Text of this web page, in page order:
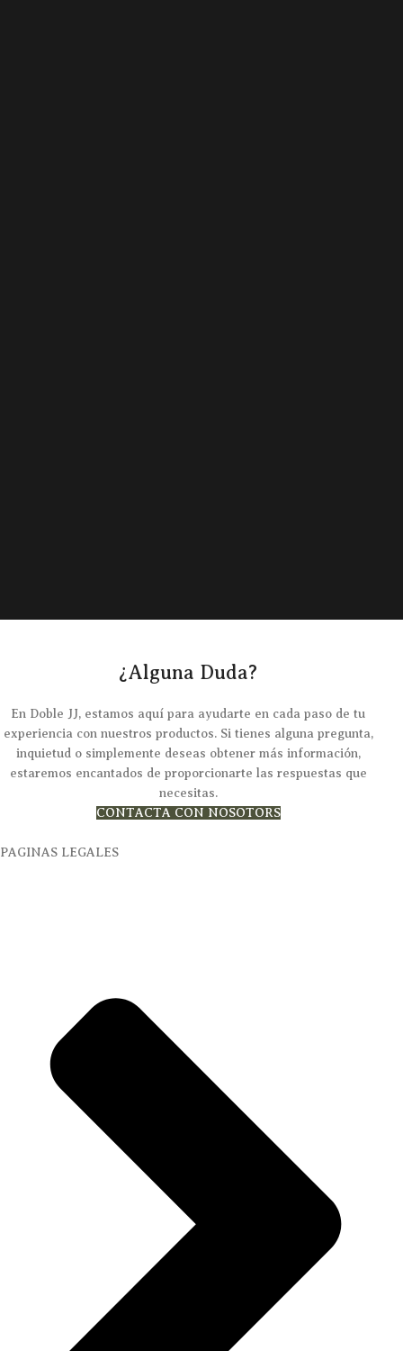
¿Alguna Duda?
En Doble JJ, estamos aquí para ayudarte en cada paso de tu
experiencia con nuestros productos. Si tienes alguna pregunta,
inquietud o simplemente deseas obtener más información,
estaremos encantados de proporcionarte las respuestas que
necesitas.
CONTACTA CON NOSOTORS
PAGINAS LEGALES